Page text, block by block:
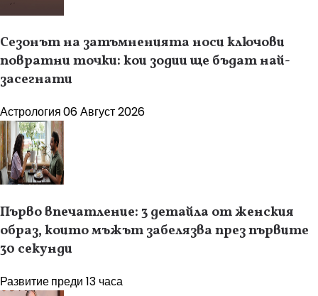
Сезонът на затъмненията носи ключови
повратни точки: кои зодии ще бъдат най-
засегнати
Астрология06 Август 2026
Първо впечатление: 3 детайла от женския
образ, които мъжът забелязва през първите
30 секунди
Развитиепреди 13 часа